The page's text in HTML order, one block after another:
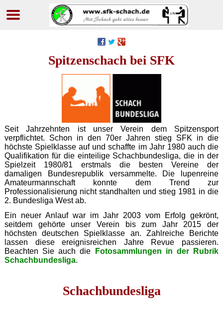
Spitzenschach bei SFK
Seit Jahrzehnten ist unser Verein dem Spitzensport
verpflichtet. Schon in den 70er Jahren stieg SFK in die
höchste Spielklasse auf und schaffte im Jahr 1980 auch die
Qualifikation für die einteilige Schachbundesliga, die in der
Spielzeit 1980/81 erstmals die besten Vereine der
damaligen Bundesrepublik versammelte. Die lupenreine
Amateurmannschaft konnte dem Trend zur
Professionalisierung nicht standhalten und stieg 1981 in die
2. Bundesliga West ab.
Ein neuer Anlauf war im Jahr 2003 vom Erfolg gekrönt,
seitdem gehörte unser Verein bis zum Jahr 2015 der
höchsten deutschen Spielklasse an. Zahlreiche Berichte
lassen diese ereignisreichen Jahre Revue passieren.
Beachten Sie auch die
Fotosammlungen in der Rubrik
Schachbundesliga.
Schachbundesliga